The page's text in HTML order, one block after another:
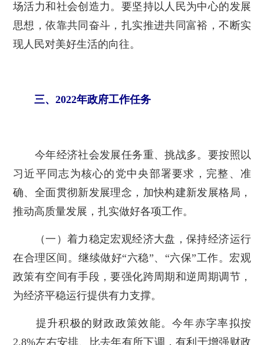
场活力和社会创造力。要坚持以人民为中心的发展
思想，依靠共同奋斗，扎实推进共同富裕，不断实
现人民对美好生活的向往。
三、2022年政府工作任务
今年经济社会发展任务重、挑战多。要按照以
习近平同志为核心的党中央部署要求，完整、准
确、全面贯彻新发展理念，加快构建新发展格局，
推动高质量发展，扎实做好各项工作。
（一）着力稳定宏观经济大盘，保持经济运行
在合理区间。继续做好“六稳”、“六保”工作。宏观
政策有空间有手段，要强化跨周期和逆周期调节，
为经济平稳运行提供有力支撑。
提升积极的财政政策效能。今年赤字率拟按
2.8%左右安排、比去年有所下调，有利于增强财政